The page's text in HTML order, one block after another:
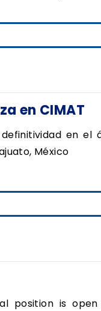
en CIMAT
en el
México
position is